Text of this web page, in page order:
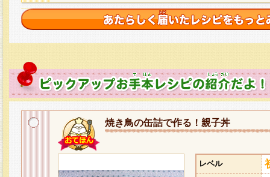
焼き鳥の缶詰で作る！親子丼
レベル